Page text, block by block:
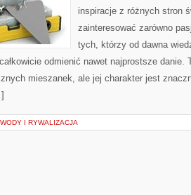
inspiracje z różnych stron
zainteresować zarówno
tych, którzy od dawna
odmienić nawet najprostsze danie.
mieszanek, ale jej charakter jest
I RYWALIZACJA